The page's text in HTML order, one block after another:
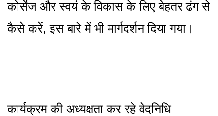
कोर्सेज और स्वयं के विकास के लिए बेहतर ढंग से
कैसे करें, इस बारे में भी मार्गदर्शन दिया गया।
कार्यक्रम की अध्यक्षता कर रहे वेदनिधि